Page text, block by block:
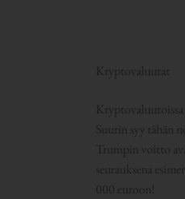
Kryptovaluutat
Suurin syy tähän
Trumpin voitto
seurauksena
000 euroon!